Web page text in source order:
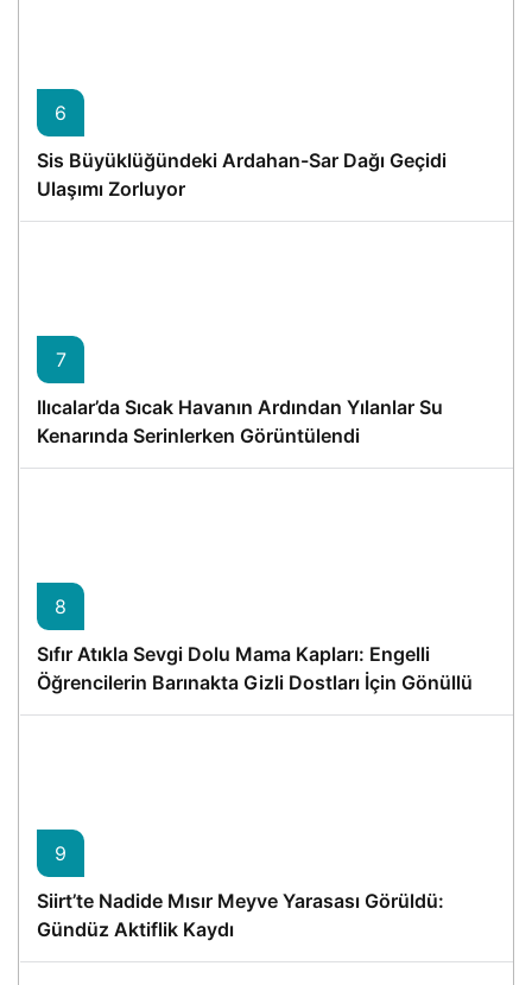
6
Sis Büyüklüğündeki Ardahan-Sar Dağı Geçidi
Ulaşımı Zorluyor
7
Ilıcalar’da Sıcak Havanın Ardından Yılanlar Su
Kenarında Serinlerken Görüntülendi
8
Sıfır Atıkla Sevgi Dolu Mama Kapları: Engelli
Öğrencilerin Barınakta Gizli Dostları İçin Gönüllü
Proje
9
Siirt’te Nadide Mısır Meyve Yarasası Görüldü:
Gündüz Aktiflik Kaydı